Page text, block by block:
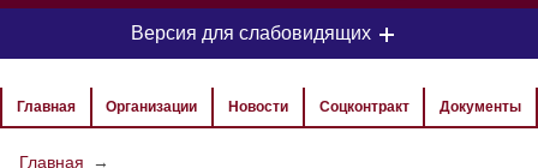
Версия для слабовидящих
ЦВЕТОВАЯ СХЕМА
Главная Организации Новости Соцконтракт Документы
Главная
→